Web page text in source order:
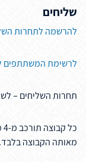
שליחים
להרשמה לתחרות
לרשימת המשתתפים
תחרות השליחים – לשליחים
מאותה הקבוצה בלבד.